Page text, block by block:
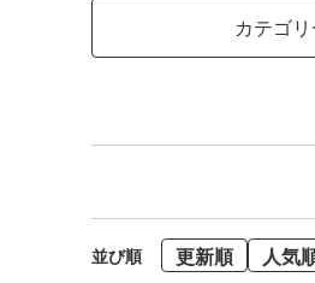
カテゴ
並び順 更新順 人気